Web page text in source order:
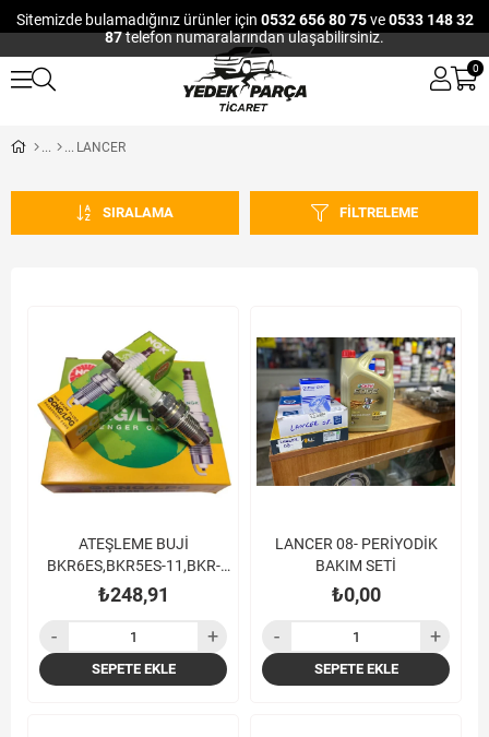
Sitemizde bulamadığınız ürünler için 0532 656 80 75ve0533 148 32
87telefon numaralarından ulaşabilirsiniz.
0
LANCER
FILTRELEME
SIRALAMA
ATEŞLEME BUJİ
BKR6ES,BKR5ES-11,BKR-
GAS
₺248,91
SEPETE EKLE
LANCER 08- PERİYODİK
BAKIM SETİ
₺0,00
SEPETE EKLE